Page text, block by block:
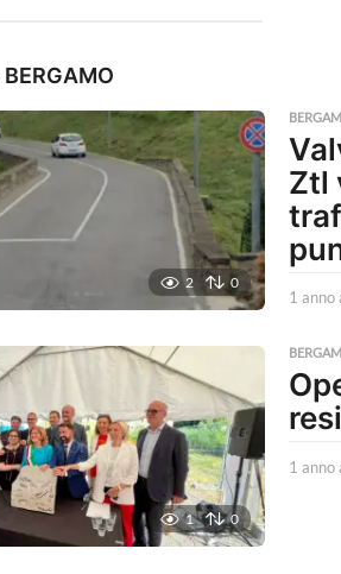
BERGAMO
2 0
Ztl
1 anno
1 0
1 anno